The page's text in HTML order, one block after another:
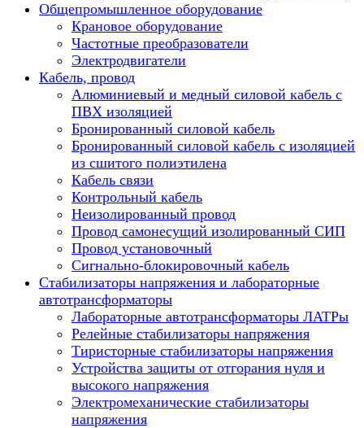
Общепромышленное оборудование
Крановое оборудование
Частотные преобразователи
Электродвигатели
Кабель, провод
Алюминиевый и медный силовой кабель с
ПВХ изоляцией
Бронированный силовой кабель
Бронированный силовой кабель с изоляцией
из сшитого полиэтилена
Кабель связи
Контрольный кабель
Неизолированный провод
Провод самонесущий изолированный СИП
Провод установочный
Сигнально-блокировочный кабель
Стабилизаторы напряжения и лабораторные
автотрансформаторы
Лабораторные автотрансформаторы ЛАТРы
Релейные стабилизаторы напряжения
Тиристорные стабилизаторы напряжения
Устройства защиты от отгорания нуля и
высокого напряжения
Электромеханические стабилизаторы
напряжения